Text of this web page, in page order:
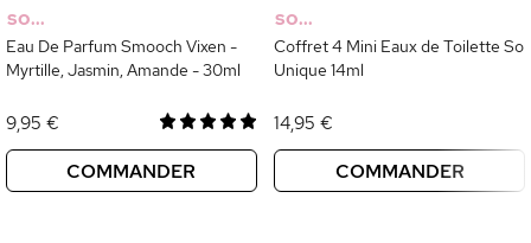
SO...
Eau De Parfum Smooch Vixen -
Myrtille, Jasmin, Amande - 30ml
9,95 €
COMMANDER
SO...
Coffret 4 Mini Eaux de Toilette So
Unique 14ml
14,95 €
COMMANDER